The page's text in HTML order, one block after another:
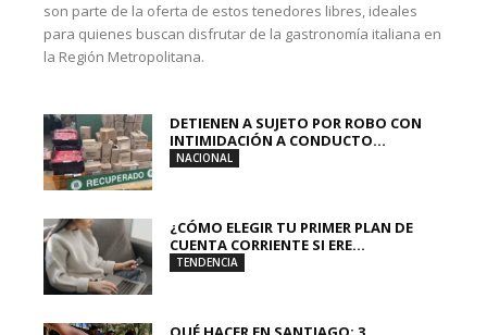
son parte de la oferta de estos tenedores libres, ideales
para quienes buscan disfrutar de la gastronomía italiana en
la Región Metropolitana.
DETIENEN A SUJETO POR ROBO CON
INTIMIDACIÓN A CONDUCTO...
NACIONAL
¿CÓMO ELEGIR TU PRIMER PLAN DE
CUENTA CORRIENTE SI ERE...
TENDENCIA